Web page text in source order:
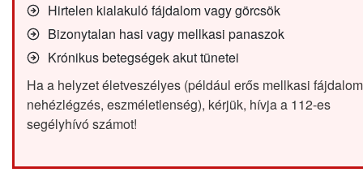
Hirtelen kialakuló fájdalom vagy görcsök
Bizonytalan hasi vagy mellkasi panaszok
Krónikus betegségek akut tünetei
Ha a helyzet életveszélyes (például erős mellkasi
nehézlégzés, eszméletlenség), kérjük, hívja a 112-es
segélyhívó számot!